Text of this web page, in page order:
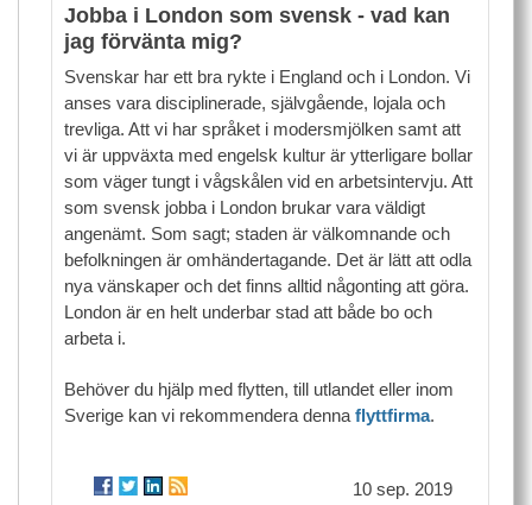
Jobba i London som svensk - vad kan
jag förvänta mig?
Svenskar har ett bra rykte i England och i London. Vi
anses vara disciplinerade, självgående, lojala och
trevliga. Att vi har språket i modersmjölken samt att
vi är uppväxta med engelsk kultur är ytterligare bollar
som väger tungt i vågskålen vid en arbetsintervju. Att
som svensk jobba i London brukar vara väldigt
angenämt. Som sagt; staden är välkomnande och
befolkningen är omhändertagande. Det är lätt att odla
nya vänskaper och det finns alltid någonting att göra.
London är en helt underbar stad att både bo och
arbeta i.
Behöver du hjälp med flytten, till utlandet eller inom
Sverige kan vi rekommendera dennaflyttfirma.
10 sep. 2019